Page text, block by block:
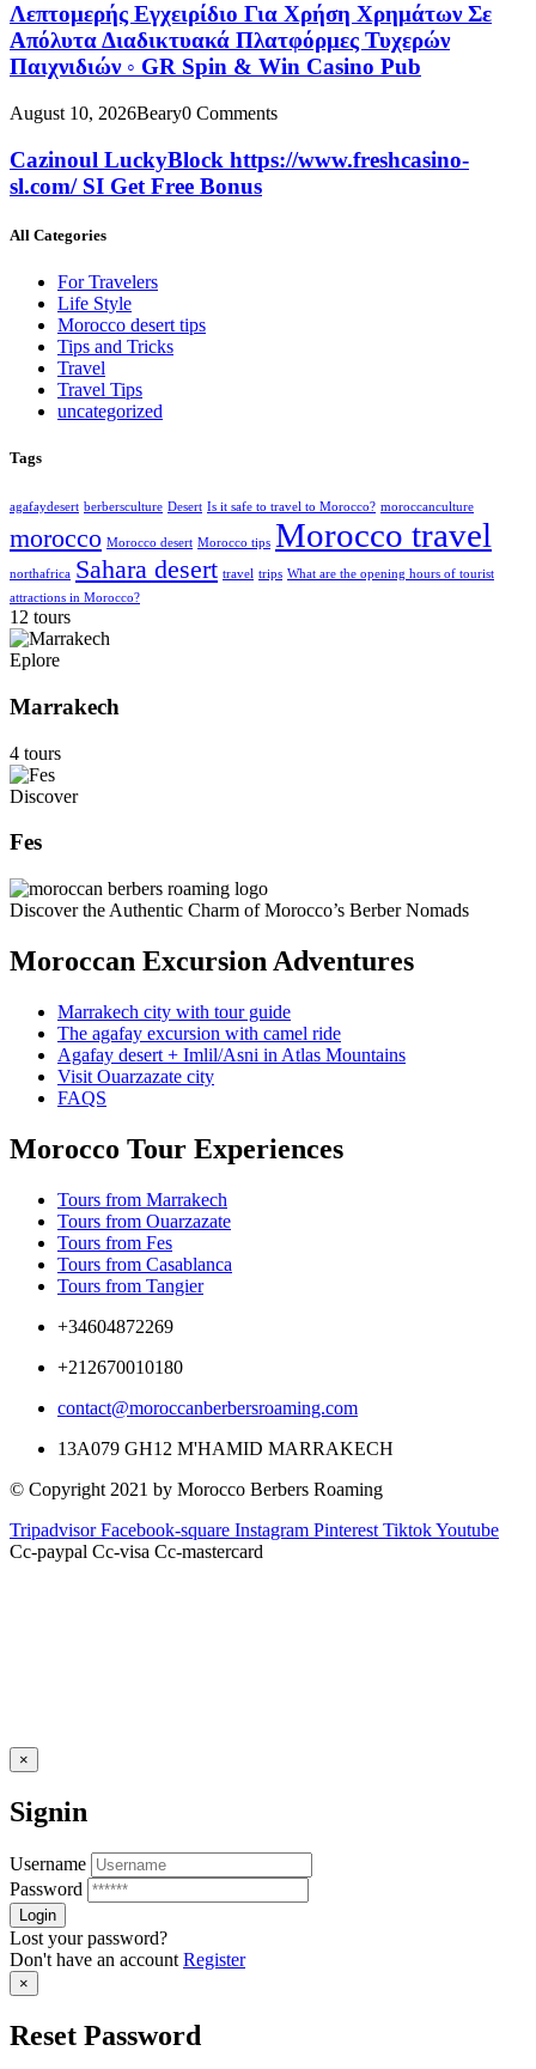
Λεπτομερής Εγχειρίδιο Για Χρήση Χρημάτων Σε
Απόλυτα Διαδικτυακά Πλατφόρμες Τυχερών
Παιχνιδιών ◦ GR Spin & Win Casino Pub
August 10, 2026Beary0 Comments
Cazinoul LuckyBlock https://www.freshcasino-
sl.com/ SI Get Free Bonus
All Categories
For Travelers
Life Style
Morocco desert tips
Tips and Tricks
Travel
Travel Tips
uncategorized
Tags
agafaydesert berbersculture Desert Is it safe to travel to Morocco? moroccanculture
morocco Morocco desert Morocco tips Morocco travel
northafrica Sahara desert travel trips What are the opening hours of tourist
attractions in Morocco?
12 tours
Eplore
Marrakech
4 tours
Discover
Fes
Discover the Authentic Charm of Morocco’s Berber Nomads
Moroccan Excursion Adventures
Marrakech city with tour guide
The agafay excursion with camel ride
Agafay desert + Imlil/Asni in Atlas Mountains
Visit Ouarzazate city
FAQS
Morocco Tour Experiences
Tours from Marrakech
Tours from Ouarzazate
Tours from Fes
Tours from Casablanca
Tours from Tangier
+34604872269
+212670010180
contact@moroccanberbersroaming.com
13A079 GH12 M'HAMID MARRAKECH
© Copyright 2021 by Morocco Berbers Roaming
Tripadvisor Facebook-square Instagram Pinterest TiktokYoutube
Cc-paypal Cc-visa Cc-mastercard
×
Signin
Username
Password
Lost your password?
Don't have an account Register
×
Reset Password